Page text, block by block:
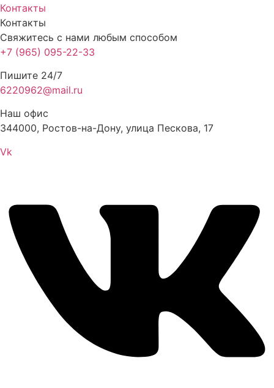
Контакты
Контакты
Свяжитесь с нами любым способом
+7 (965) 095-22-33
Пишите 24/7
6220962@mail.ru
Наш офис
344000, Ростов-на-Дону, улица Пескова, 17
Vk